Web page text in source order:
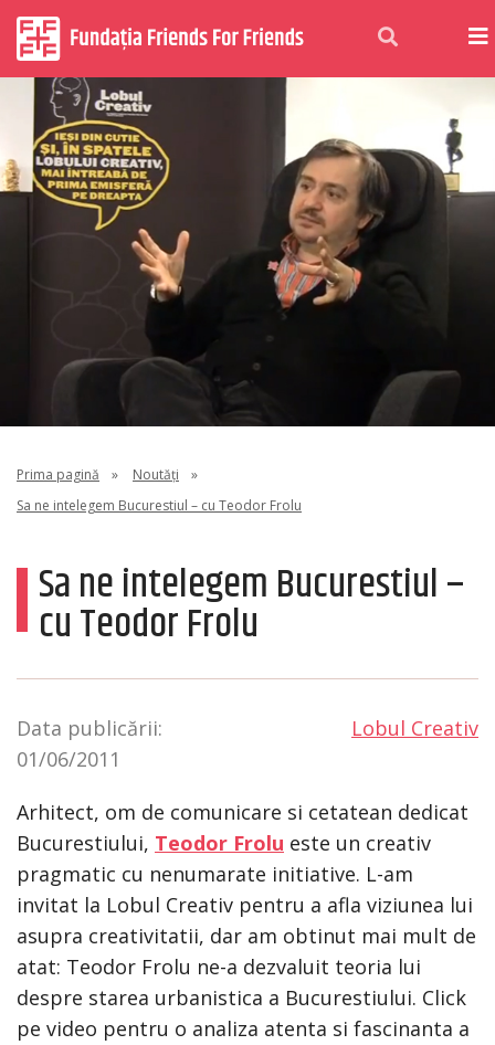
Prima pagină » Noutăți
»
Sa ne intelegem Bucurestiul – cu Teodor Frolu
Sa ne intelegem Bucurestiul –
cu Teodor Frolu
Data publicării:
01/06/2011
Lobul Creativ
Arhitect, om de comunicare si cetatean dedicat
Bucurestiului, Teodor Frolu este un creativ
pragmatic cu nenumarate initiative. L-am
invitat la Lobul Creativ pentru a afla viziunea lui
asupra creativitatii, dar am obtinut mai mult de
atat: Teodor Frolu ne-a dezvaluit teoria lui
despre starea urbanistica a Bucurestiului. Click
pe video pentru o analiza atenta si fascinanta a